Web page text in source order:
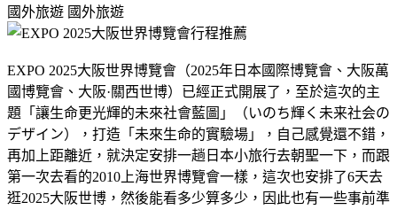
國外旅遊 國外旅遊
EXPO 2025大阪世界博覽會（2025年日本國際博覽會、大阪萬
國博覽會、大阪·關西世博）已經正式開展了，至於這次的主
題「讓生命更光輝的未來社會藍圖」（いのち輝く未来社会の
デザイン），打造「未來生命的實驗場」，自己感覺還不錯，
再加上距離近，就決定安排一趟日本小旅行去朝聖一下，而跟
第一次去看的2010上海世界博覽會一樣，這次也安排了6天去
逛2025大阪世博，然後能看多少算多少，因此也有一些事前準